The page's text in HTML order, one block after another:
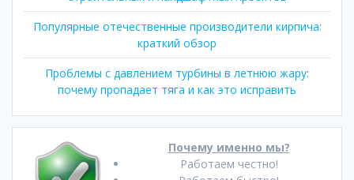
Популярные отечественные производители кирпича:
краткий обзор
Проблемы с давлением турбины в летнюю жару:
почему пропадает тяга и как это исправить
Почему именно мы?
Работаем честно!